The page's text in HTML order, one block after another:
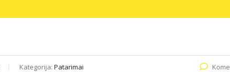
Kategorija: Patarimai